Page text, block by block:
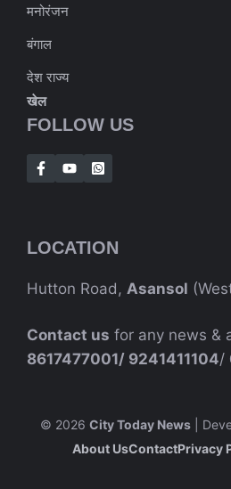
मनोरंजन
बंगाल
देश राज्य
खेल
FOLLOW US
LOCATION
Hutton Road, Asansol
Contact us for any news &
8617477001/ 9241411104/
© 2026 City Today News|
About UsContactPrivacy